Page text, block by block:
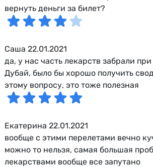
вернуть деньги за билет?
Саша 22.01.2021
да, у нас часть лекарств забрали
Дубай, было бы хорошо получить
этому вопросу, это тоже полезная
Екатерина 22.01.2021
вообще с этими перелетами вечно
можно то нельзя, самая большая
лекарствами вообще все запутано